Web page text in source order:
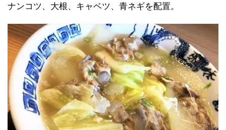
ナンコツ、大根、キャベツ、青ネギを配置。